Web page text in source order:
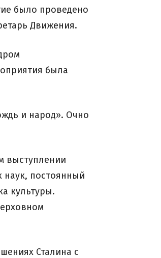
было проведено
Движения.
была
и народ». Очно
выступлении
постоянный
культуры.
Сталина с